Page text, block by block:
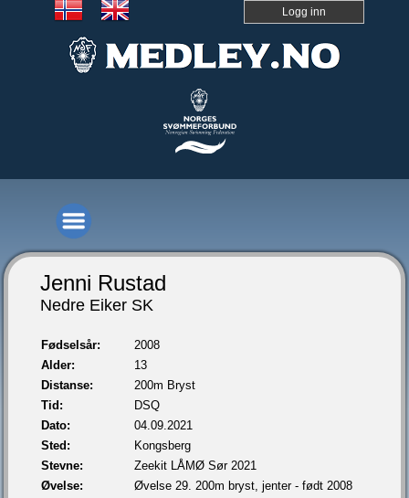
Logg inn
Jenni Rustad
Nedre Eiker SK
Fødselsår:
2008
Alder:
13
Distanse:
200m Bryst
Tid:
DSQ
Dato:
04.09.2021
Sted:
Kongsberg
Stevne:
Zeekit LÅMØ Sør 2021
Øvelse:
Øvelse 29. 200m bryst, jenter - født 2008